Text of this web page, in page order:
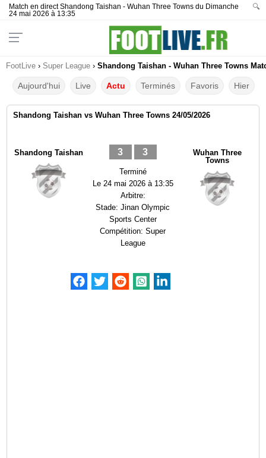
Match en direct Shandong Taishan - Wuhan Three Towns du Dimanche
24 mai 2026 à 13:35
🔍
FootLive › Super League › Shandong Taishan - Wuhan Three Towns
Aujourd'hui Live Actu Terminés Favoris Hier
Shandong Taishan vs Wuhan Three Towns 24/05/2026
Shandong Taishan 3 3
Terminé
Le 24 mai 2026 à 13:35
Arbitre:
Stade:Jinan Olympic
Sports Center
Compétition:Super
League
Wuhan Three
Towns